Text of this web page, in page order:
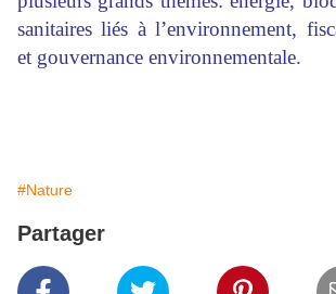
sanitaires liés à l’environnement,
et gouvernance environnementale.
#Nature
Partager